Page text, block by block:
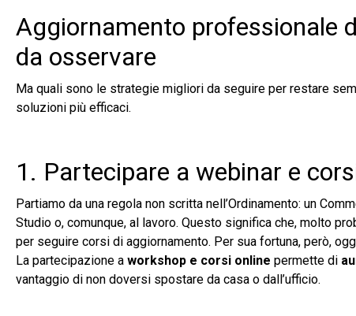
Aggiornamento professionale
da osservare
Ma quali sono le strategie migliori da seguire per restare
soluzioni più efficaci.
1. Partecipare a webinar e
Partiamo da una regola non scritta nell’Ordinamento: un
Studio o, comunque, al lavoro. Questo significa che, molto
per seguire corsi di aggiornamento. Per sua fortuna, però,
La partecipazione a workshop e corsi online permette di
vantaggio di non doversi spostare da casa o dall’ufficio.